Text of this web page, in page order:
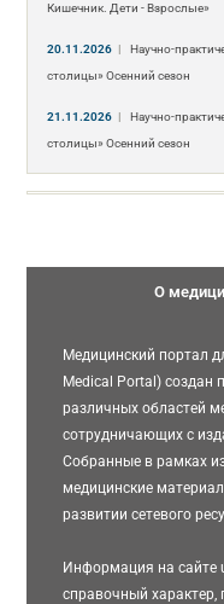
Кишечник. Дети - Взрослые»
20.11.2026 |
Научно-
столицы» Осенний сезон
21.11.2026 |
Научно-
столицы» Осенний сезон
О
Медицинский портал
Medical Portal) создан
различных областей
сотрудничающих с
Собранные в рамках
медицинские
развитии сетевого
Информация на сайте
справочный